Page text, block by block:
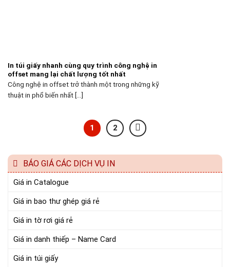
In túi giấy nhanh cùng quy trình công nghệ in
offset mang lại chất lượng tốt nhất
Công nghệ in offset trở thành một trong những kỹ
thuật in phổ biến nhất [...]
1 2
BÁO GIÁ CÁC DỊCH VỤ IN
Giá in Catalogue
Giá in bao thư ghép giá rẻ
Giá in tờ rơi giá rẻ
Giá in danh thiếp – Name Card
Giá in túi giấy